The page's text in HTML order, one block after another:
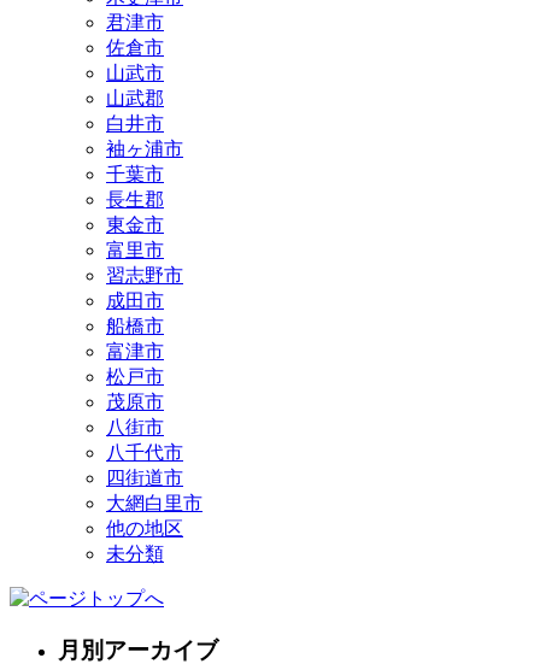
君津市
佐倉市
山武市
山武郡
白井市
袖ヶ浦市
千葉市
長生郡
東金市
富里市
習志野市
成田市
船橋市
富津市
松戸市
茂原市
八街市
八千代市
四街道市
大網白里市
他の地区
未分類
月別アーカイブ